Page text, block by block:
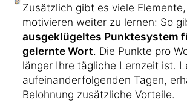
Zusätzlich gibt es viele
motivieren weiter zu lernen: So
ausgeklügeltes Punktesystem
gelernte Wort. Die Punkte pro
länger Ihre tägliche Lernzeit ist.
aufeinanderfolgenden Tagen,
Belohnung zusätzliche Vorteile.